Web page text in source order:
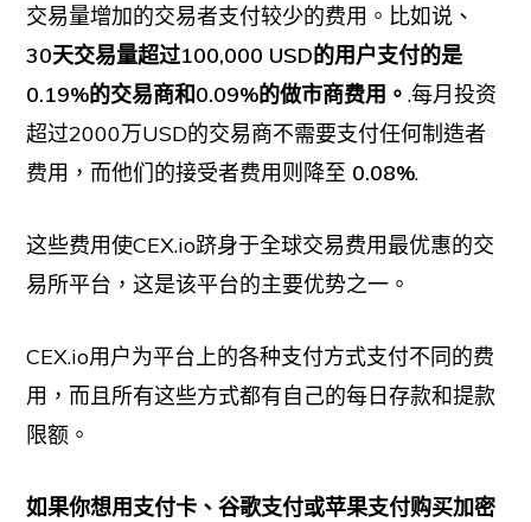
交易量增加的交易者支付较少的费用。比如说、
30天交易量超过100,000 USD的用户支付的是
0.19%的交易商和0.09%的做市商费用。.每月投资
超过2000万USD的交易商不需要支付任何制造者
费用，而他们的接受者费用则降至 0.08%.
这些费用使CEX.io跻身于全球交易费用最优惠的交
易所平台，这是该平台的主要优势之一。
CEX.io用户为平台上的各种支付方式支付不同的费
用，而且所有这些方式都有自己的每日存款和提款
限额。
如果你想用支付卡、谷歌支付或苹果支付购买加密